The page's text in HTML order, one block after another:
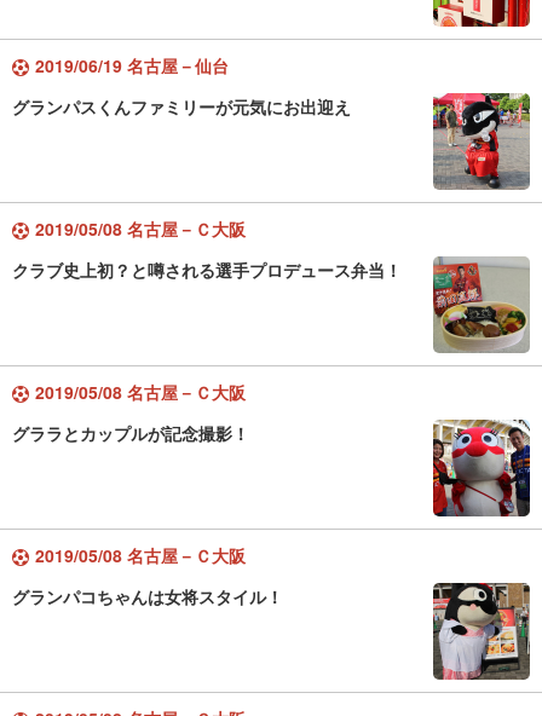
2019/06/19 名古屋－仙台
グランパスくんファミリーが元気にお出迎え
2019/05/08 名古屋－Ｃ大阪
クラブ史上初？と噂される選手プロデュース弁当！
2019/05/08 名古屋－Ｃ大阪
グララとカップルが記念撮影！
2019/05/08 名古屋－Ｃ大阪
グランパコちゃんは女将スタイル！